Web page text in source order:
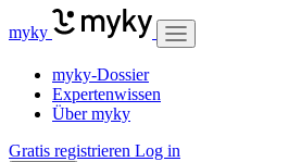
myky
myky-Dossier
Expertenwissen
Über myky
Gratis registrieren Log in